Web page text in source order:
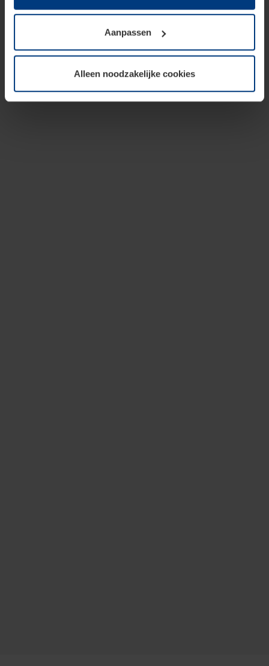
van deze pagina's absoluut vereist is. Voor alle andere
soorten cookies is uw toestemming benodigd. Uw
toestemming kunt u op elk moment bij de uitleg van de
wijzigen of herroepen.
Aanpassen
Alleen noodzakelijke cookies